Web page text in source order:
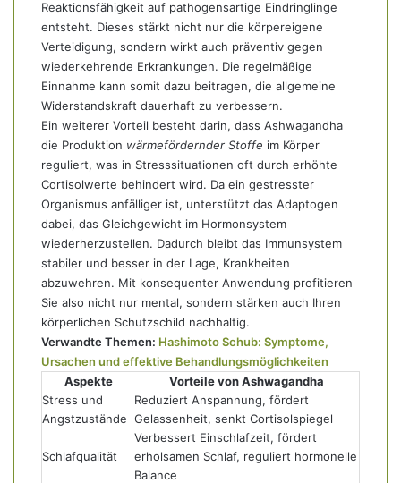
Reaktionsfähigkeit auf pathogensartige Eindringlinge
entsteht. Dieses stärkt nicht nur die körpereigene
Verteidigung, sondern wirkt auch präventiv gegen
wiederkehrende Erkrankungen. Die regelmäßige
Einnahme kann somit dazu beitragen, die allgemeine
Widerstandskraft dauerhaft zu verbessern.
Ein weiterer Vorteil besteht darin, dass Ashwagandha
die Produktion wärmefördernder Stoffe im Körper
reguliert, was in Stresssituationen oft durch erhöhte
Cortisolwerte behindert wird. Da ein gestresster
Organismus anfälliger ist, unterstützt das Adaptogen
dabei, das Gleichgewicht im Hormonsystem
wiederherzustellen. Dadurch bleibt das Immunsystem
stabiler und besser in der Lage, Krankheiten
abzuwehren. Mit konsequenter Anwendung profitieren
Sie also nicht nur mental, sondern stärken auch Ihren
körperlichen Schutzschild nachhaltig.
Verwandte Themen: Hashimoto Schub: Symptome,
Ursachen und effektive Behandlungsmöglichkeiten
Aspekte
Vorteile von Ashwagandha
Stress und
Angstzustände
Reduziert Anspannung, fördert
Gelassenheit, senkt Cortisolspiegel
Schlafqualität
Verbessert Einschlafzeit, fördert
erholsamen Schlaf, reguliert hormonelle
Balance